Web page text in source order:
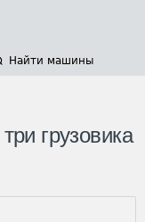
Найти машины
грузовика